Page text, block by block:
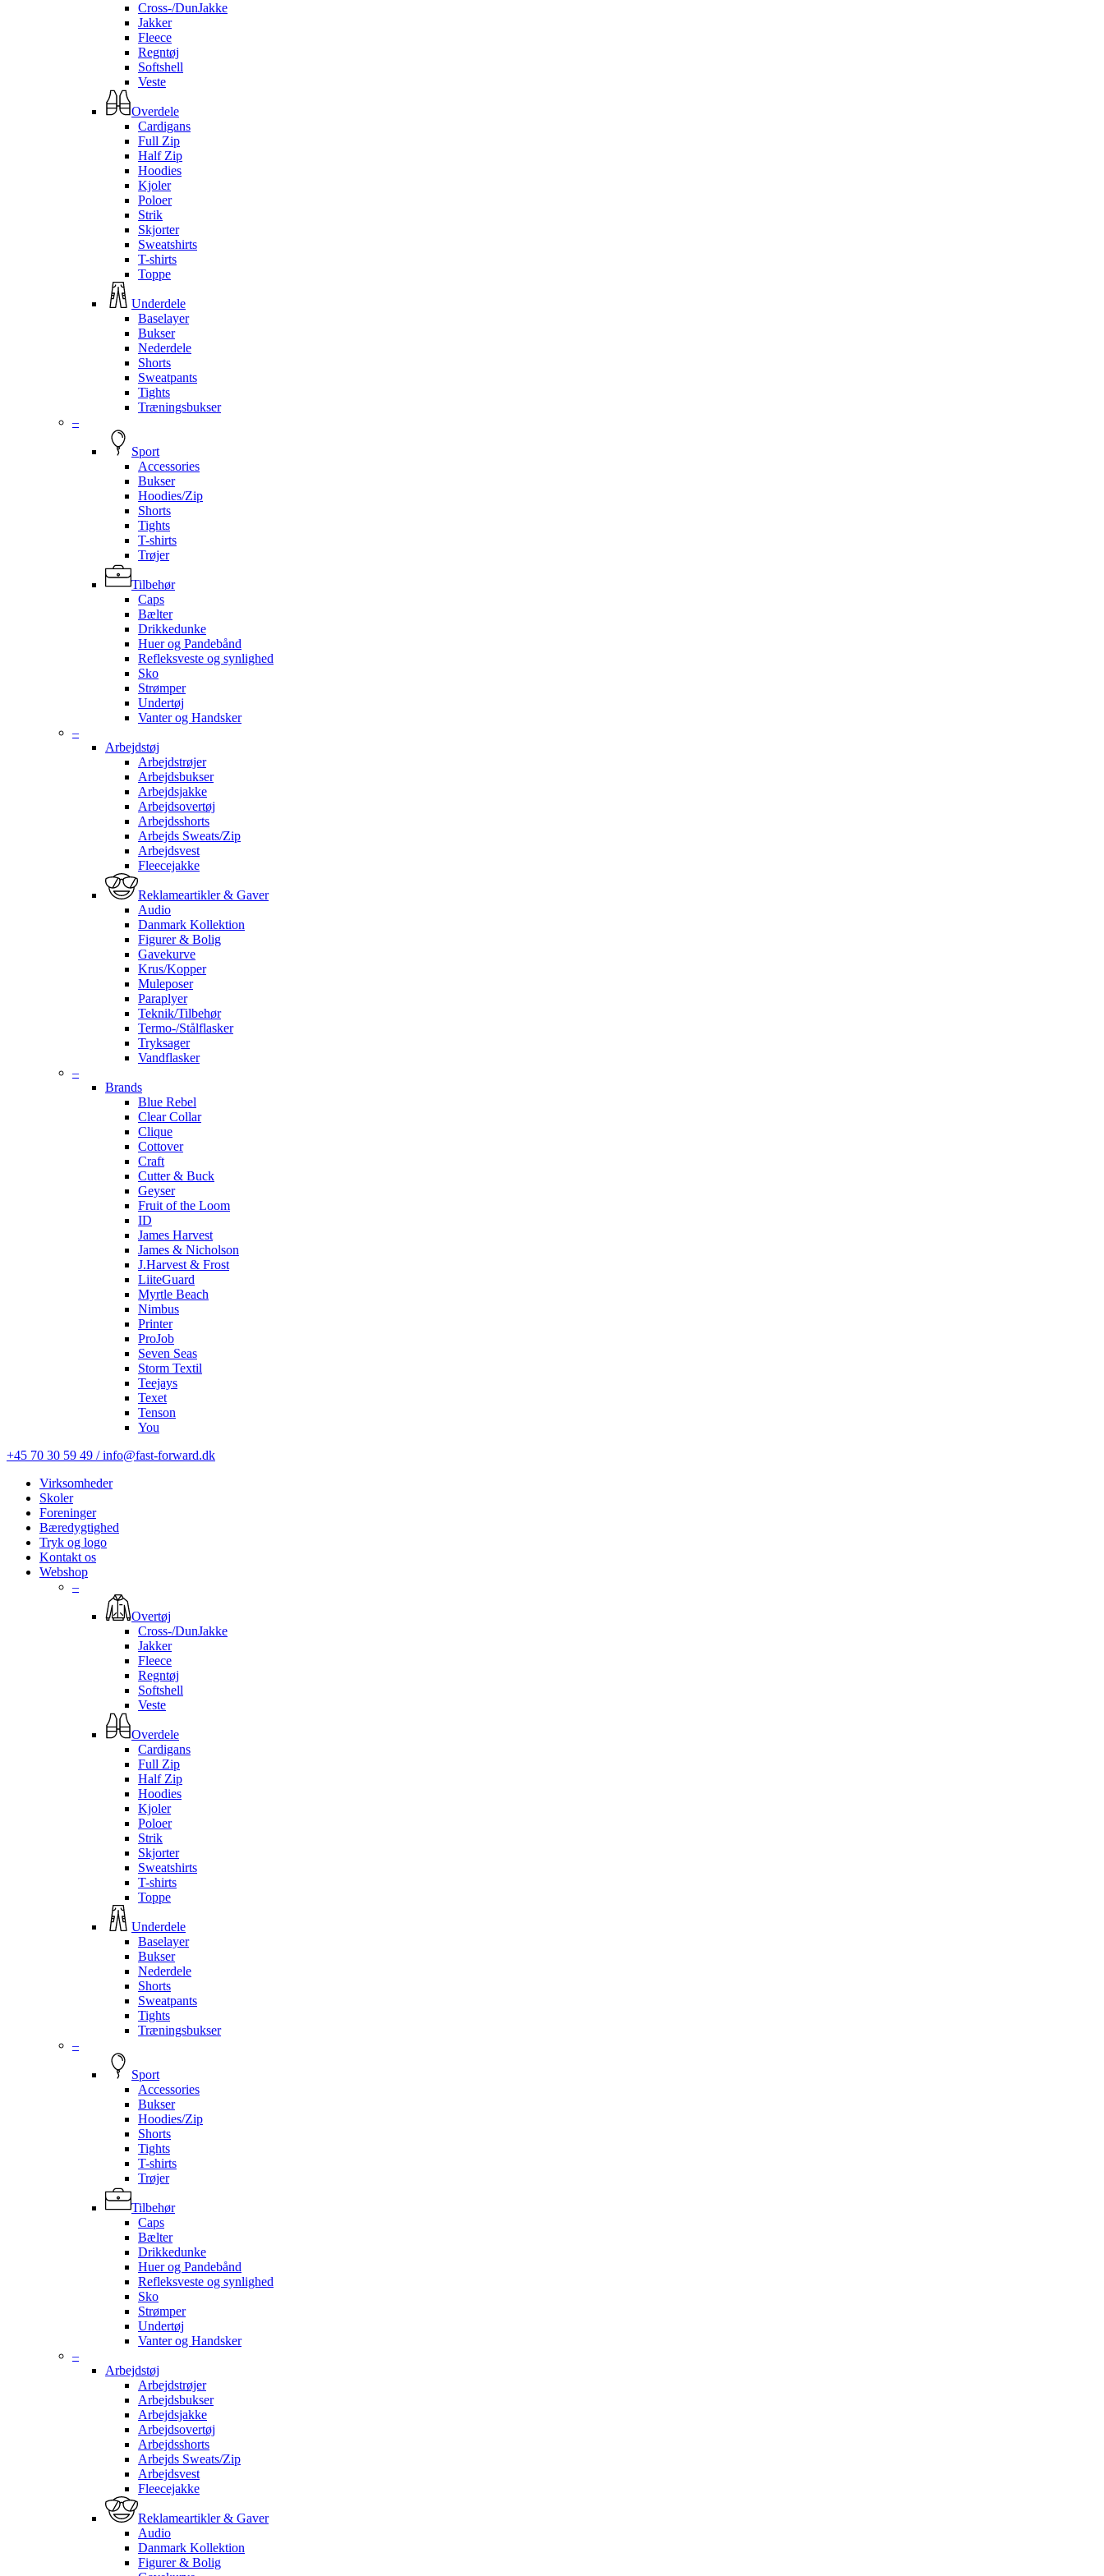
Cross-/DunJakke
Jakker
Fleece
Regntøj
Softshell
Veste
Overdele
Cardigans
Full Zip
Half Zip
Hoodies
Kjoler
Poloer
Strik
Skjorter
Sweatshirts
T-shirts
Toppe
Underdele
Baselayer
Bukser
Nederdele
Shorts
Sweatpants
Tights
Træningsbukser
–
Sport
Accessories
Bukser
Hoodies/Zip
Shorts
Tights
T-shirts
Trøjer
Tilbehør
Caps
Bælter
Drikkedunke
Huer og Pandebånd
Refleksveste og synlighed
Sko
Strømper
Undertøj
Vanter og Handsker
–
Arbejdstøj
Arbejdstrøjer
Arbejdsbukser
Arbejdsjakke
Arbejdsovertøj
Arbejdsshorts
Arbejds Sweats/Zip
Arbejdsvest
Fleecejakke
Reklameartikler & Gaver
Audio
Danmark Kollektion
Figurer & Bolig
Gavekurve
Krus/Kopper
Muleposer
Paraplyer
Teknik/Tilbehør
Termo-/Stålflasker
Tryksager
Vandflasker
–
Brands
Blue Rebel
Clear Collar
Clique
Cottover
Craft
Cutter & Buck
Geyser
Fruit of the Loom
ID
James Harvest
James & Nicholson
J.Harvest & Frost
LiiteGuard
Myrtle Beach
Nimbus
Printer
ProJob
Seven Seas
Storm Textil
Teejays
Texet
Tenson
You
+45 70 30 59 49 / info@fast-forward.dk
Virksomheder
Skoler
Foreninger
Bæredygtighed
Tryk og logo
Kontakt os
Webshop
–
Overtøj
Cross-/DunJakke
Jakker
Fleece
Regntøj
Softshell
Veste
Overdele
Cardigans
Full Zip
Half Zip
Hoodies
Kjoler
Poloer
Strik
Skjorter
Sweatshirts
T-shirts
Toppe
Underdele
Baselayer
Bukser
Nederdele
Shorts
Sweatpants
Tights
Træningsbukser
–
Sport
Accessories
Bukser
Hoodies/Zip
Shorts
Tights
T-shirts
Trøjer
Tilbehør
Caps
Bælter
Drikkedunke
Huer og Pandebånd
Refleksveste og synlighed
Sko
Strømper
Undertøj
Vanter og Handsker
–
Arbejdstøj
Arbejdstrøjer
Arbejdsbukser
Arbejdsjakke
Arbejdsovertøj
Arbejdsshorts
Arbejds Sweats/Zip
Arbejdsvest
Fleecejakke
Reklameartikler & Gaver
Audio
Danmark Kollektion
Figurer & Bolig